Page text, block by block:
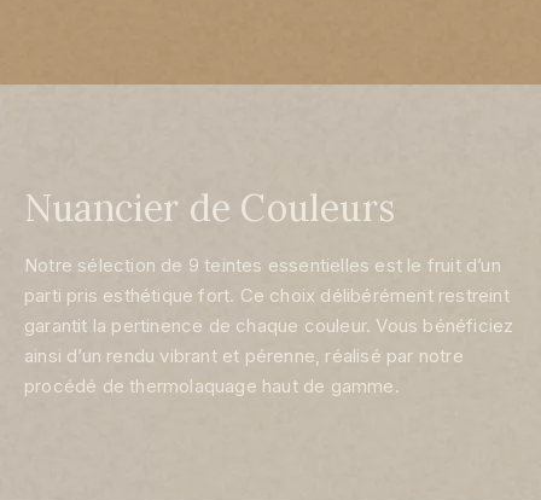
Nuancier de Couleurs
Notre sélection de 9 teintes essentielles est le fruit d’un
parti pris esthétique fort. Ce choix délibérément restreint
garantit la pertinence de chaque couleur. Vous bénéficiez
ainsi d’un rendu vibrant et pérenne, réalisé par notre
procédé de thermolaquage haut de gamme.